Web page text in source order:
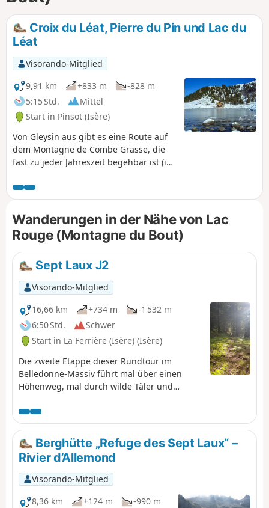
Croix du Léat, Pierre du Pin und Lac du
Léat
Visorando-Mitglied
9,91 km
+833 m
-828 m
5:15 Std.
Mittel
Start in Pinsot (Isère)
Von Gleysin aus gibt es eine Route auf
dem Montagne de Combe Grasse, die
fast zu jeder Jahreszeit begehbar ist (im
Aussichten sowie den Besuch eines
reizvollen Sees bietet.
Wanderungen in der Nähe von Lac
Rouge (Montagne du Bout)
Sept Laux J2
Visorando-Mitglied
16,66 km
+734 m
-1 532 m
6:50 Std.
Schwer
Start in La Ferrière (Isère) (Isère)
Die zweite Etappe dieser Rundtour im
Belledonne-Massiv führt mal über einen
Höhenweg, mal durch wilde Täler und
umrunden. ⚠️15.06.2026: Ein Hinweis weist
auf einen Erdrutsch am Cul de la Vieille
zwischen den Wegmarkierungen 2 und 3
hin, sodass diese Route nicht begehbar ist.
Man muss über den GR®738 umgehen. Bitte
teilen Sie uns in den Nachrichten mit, wenn
Sie Informationen zur Aufhebung dieses
Hinweises haben.
Berghütte „Refuge des Sept Laux“ –
Rivier d’Allemond
Visorando-Mitglied
8,36 km
+124 m
-990 m